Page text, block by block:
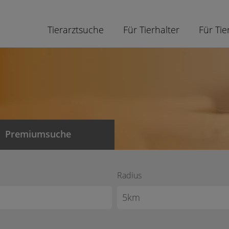
Tierarztsuche Für Tierhalter Für
Premiumsuche
Radius